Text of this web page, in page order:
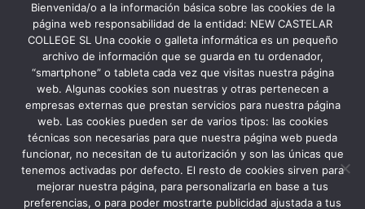
subvención de 30.245,63€. Con una potencia instalada de 60kW, la
comunidad educativa de New Castelar ahorra al planeta 34,79
toneladas de CO2 al año, lo que equivale a recorrer 116.677 km en coche
o plantar 116 árboles al año.
Bienvenida/o a la información básica sobre las cookies de la
página web responsabilidad de la entidad: NEW CASTELAR
COLLEGE SL Una cookie o galleta informática es un pequeño
archivo de información que se guarda en tu ordenador,
“smartphone” o tableta cada vez que visitas nuestra página
web. Algunas cookies son nuestras y otras pertenecen a
empresas externas que prestan servicios para nuestra página
web. Las cookies pueden ser de varios tipos: las cookies
técnicas son necesarias para que nuestra página web pueda
funcionar, no necesitan de tu autorización y son las únicas que
tenemos activadas por defecto. El resto de cookies sirven para
mejorar nuestra página, para personalizarla en base a tus
preferencias, o para poder mostrarte publicidad ajustada a tus